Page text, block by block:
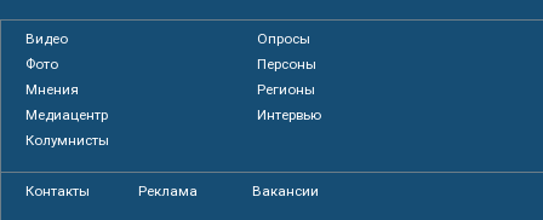
Видео
Опросы
Фото
Персоны
Мнения
Регионы
Медиацентр
Интервью
Колумнисты
Контакты Реклама Вакансии